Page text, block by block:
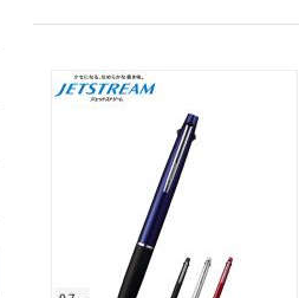
す。
念品におススメ！ますますニーズが高まる
スマートフォンの周辺グッズは、もらって
うれしいノベルティとして人気急上昇中で